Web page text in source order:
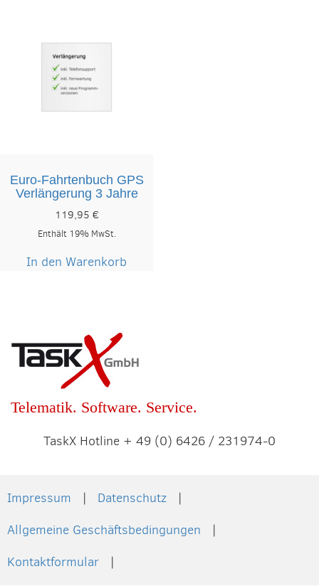
Euro-Fahrtenbuch GPS
Verlängerung 3 Jahre
119,95 €
Enthält 19% MwSt.
In den Warenkorb
Telematik. Software. Service.
TaskX Hotline + 49 (0) 6426 / 231974-0
Impressum
Datenschutz
Allgemeine Geschäftsbedingungen
Kontaktformular